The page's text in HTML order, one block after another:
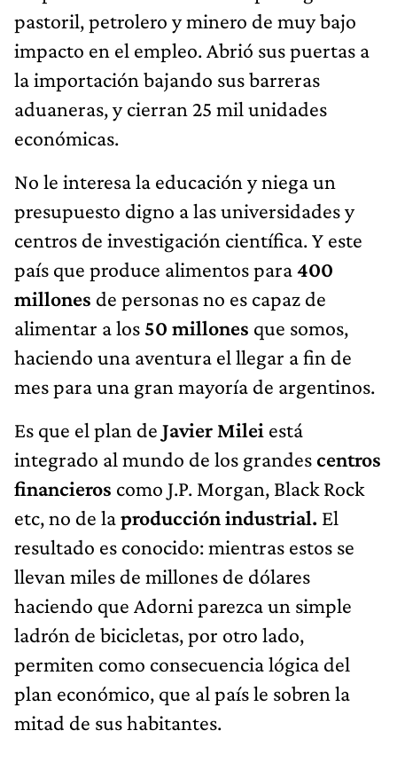
pastoril, petrolero y minero de muy bajo
impacto en el empleo. Abrió sus puertas a
la importación bajando sus barreras
aduaneras, y cierran 25 mil unidades
económicas.
No le interesa la educación y niega un
presupuesto digno a las universidades y
centros de investigación científica. Y este
país que produce alimentos para400
millones de personas no es capaz de
alimentar a los 50 millones que somos,
haciendo una aventura el llegar a fin de
mes para una gran mayoría de argentinos.
Es que el plan de Javier Milei está
integrado al mundo de los grandescentros
financieros como J.P. Morgan, Black Rock
etc, no de laproducción industrial. El
resultado es conocido: mientras estos se
llevan miles de millones de dólares
haciendo que Adorni parezca un simple
ladrón de bicicletas, por otro lado,
permiten como consecuencia lógica del
plan económico, que al país le sobren la
mitad de sus habitantes.